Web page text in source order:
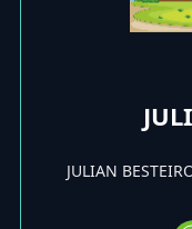
JULIAN